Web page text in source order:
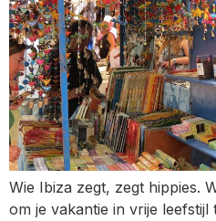
Wie Ibiza zegt, zegt hippies.
om je vakantie in vrije